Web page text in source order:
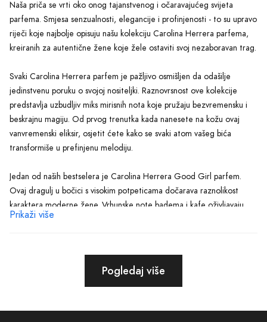
Naša priča se vrti oko onog tajanstvenog i očaravajućeg svijeta
parfema. Smjesa senzualnosti, elegancije i profinjenosti - to su upravo
riječi koje najbolje opisuju našu kolekciju Carolina Herrera parfema,
kreiranih za autentične žene koje žele ostaviti svoj nezaboravan trag.
Svaki Carolina Herrera parfem je pažljivo osmišljen da odašilje
jedinstvenu poruku o svojoj nositeljki. Raznovrsnost ove kolekcije
predstavlja uzbudljiv miks mirisnih nota koje pružaju bezvremensku i
beskrajnu magiju. Od prvog trenutka kada nanesete na kožu ovaj
vanvremenski eliksir, osjetit ćete kako se svaki atom vašeg bića
transformiše u prefinjenu melodiju.
Jedan od naših bestselera je Carolina Herrera Good Girl parfem.
Ovaj dragulj u bočici s visokim potpeticama dočarava raznolikost
karaktera moderne žene. Vrhunske note badema i kafe oživljavaju
orijentalne akorde, koji upotpunjuju osjećaj samopouzdanja i
Carolina Herrera Good Girl parfem nije jedini koji će vas očarati.
Naša kolekcija također uključuje parfem 212 Carolina Herrera, koji
Prikaži više
Pogledaj više